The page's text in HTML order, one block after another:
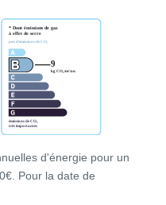
d'énergie pour un
Pour la date de